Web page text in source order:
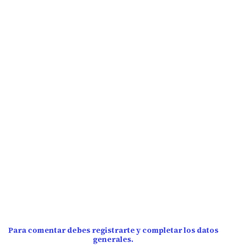
Para comentar debes registrarte y completar los datos
generales.